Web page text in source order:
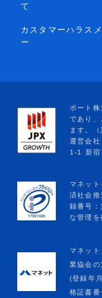
て
カスタマーハラス
ー
マネット
業協会の
(登録年
格証書